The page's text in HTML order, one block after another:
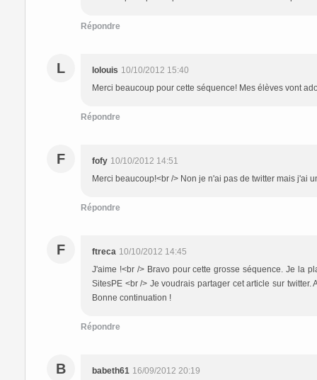
Répondre
L lolouis 10/10/2012 15:40
Merci beaucoup pour cette séquence! Mes élèves vont
Répondre
F fofy 10/10/2012 14:51
Merci beaucoup!<br /> Non je n'ai pas de twitter mais j'ai
Répondre
F ftreca 10/10/2012 14:45
J'aime !<br /> Bravo pour cette grosse séquence. Je la
SitesPE <br /> Je voudrais partager cet article sur
Bonne continuation !
Répondre
B babeth61 16/09/2012 20:19